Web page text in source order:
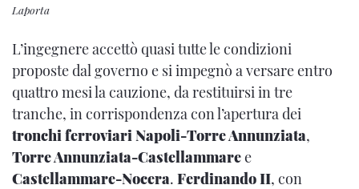
Laporta
L’ingegnere accettò quasi tutte le condizioni
proposte dal governo e si impegnò a versare entro
quattro mesi la cauzione, da restituirsi in tre
tranche, in corrispondenza con l’apertura dei
tronchi ferroviari Napoli-Torre Annunziata,
Torre Annunziata-Castellammaree
Castellammare-Nocera. Ferdinando II, con